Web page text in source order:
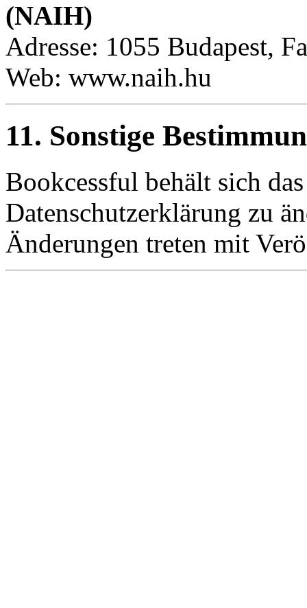
(NAIH)
Adresse: 1055 Budapest,
Web: www.naih.hu
11. Sonstige
Bookcessful behält sich
Datenschutzerklärung zu
Änderungen treten mit